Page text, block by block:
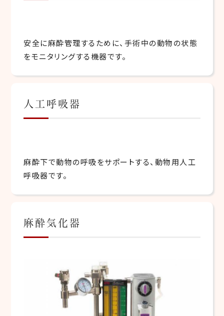
安全に麻酔管理するために、手術中の動物の状態
をモニタリングする機器です。
人工呼吸器
麻酔下で動物の呼吸をサポートする、動物用人工
呼吸器です。
麻酔気化器